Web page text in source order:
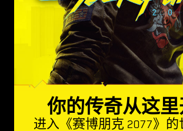
你的传奇从这里
进入《赛博朋克 2077》的